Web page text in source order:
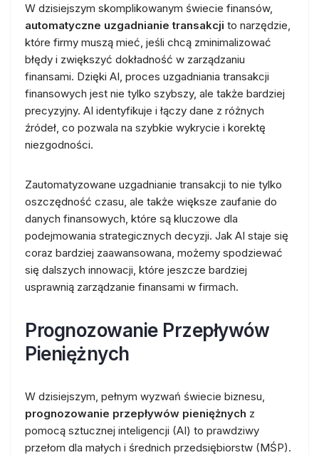
W dzisiejszym skomplikowanym świecie finansów,
automatyczne uzgadnianie transakcji to narzędzie,
które firmy muszą mieć, jeśli chcą zminimalizować
błędy i zwiększyć dokładność w zarządzaniu
finansami. Dzięki AI, proces uzgadniania transakcji
finansowych jest nie tylko szybszy, ale także bardziej
precyzyjny. AI identyfikuje i łączy dane z różnych
źródeł, co pozwala na szybkie wykrycie i korektę
niezgodności.
Zautomatyzowane uzgadnianie transakcji to nie tylko
oszczędność czasu, ale także większe zaufanie do
danych finansowych, które są kluczowe dla
podejmowania strategicznych decyzji. Jak AI staje się
coraz bardziej zaawansowana, możemy spodziewać
się dalszych innowacji, które jeszcze bardziej
usprawnią zarządzanie finansami w firmach.
Prognozowanie Przepływów
Pieniężnych
W dzisiejszym, pełnym wyzwań świecie biznesu,
prognozowanie przepływów pieniężnych z
pomocą sztucznej inteligencji (AI) to prawdziwy
przełom dla małych i średnich przedsiębiorstw (MŚP).